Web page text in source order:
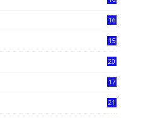
16
15
20
17
21